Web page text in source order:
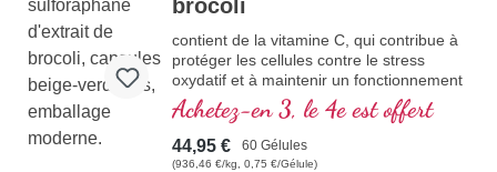
brocoli
contient de la vitamine C, qui contribue à
protéger les cellules contre le stress
oxydatif et à maintenir un fonctionnement
du système immunitaire normal. Enrichi
avec de la poudre de graine de capucine.
Achetez-en 3, le 4e est offert
44,95 € 60 Gélules
(936,46 €/kg, 0,75 €/Gélule)